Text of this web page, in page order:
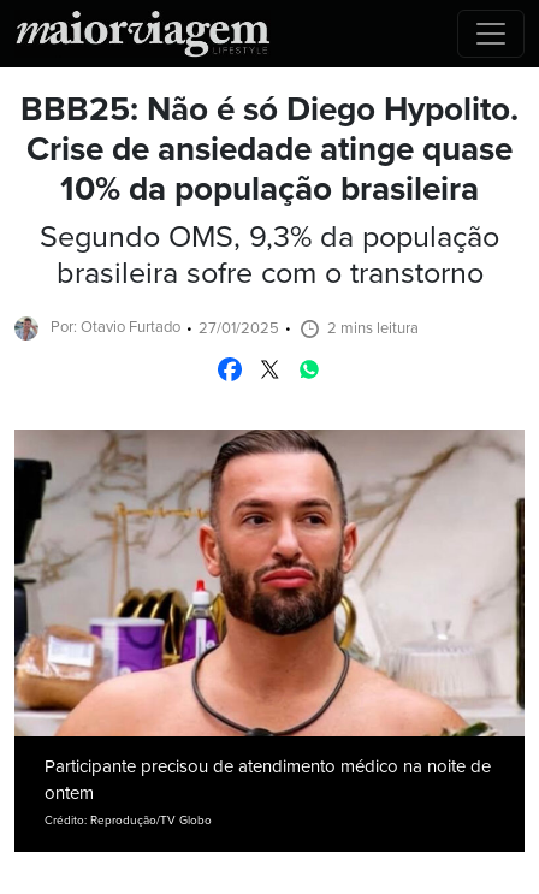
BBB25: Não é só Diego Hypolito.
Crise de ansiedade atinge quase
10% da população brasileira
Segundo OMS, 9,3% da população
brasileira sofre com o transtorno
Por: Otavio Furtado 27/01/2025 2 mins leitura
Participante precisou de atendimento médico na noite de
ontem
Crédito: Reprodução/TV Globo